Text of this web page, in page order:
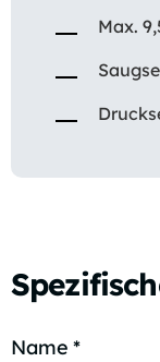
Max.
Name *